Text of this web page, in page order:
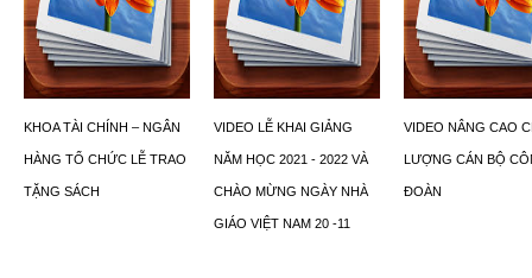
KHOA TÀI CHÍNH – NGÂN
HÀNG TỔ CHỨC LỄ TRAO
TẶNG SÁCH
VIDEO LỄ KHAI GIẢNG
NĂM HỌC 2021 - 2022 VÀ
CHÀO MỪNG NGÀY NHÀ
GIÁO VIỆT NAM 20 -11
VIDEO NÂNG CAO
LƯỢNG CÁN BỘ
ĐOÀN